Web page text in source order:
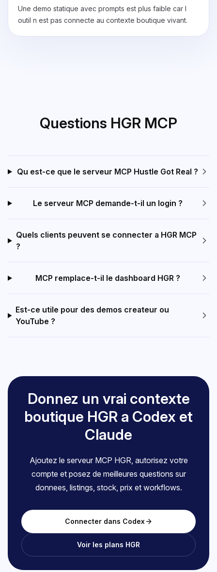
Une demo statique avec prompts est plus faible car l
outil n est pas connecte au contexte boutique vivant.
Questions HGR MCP
Qu est-ce que le serveur MCP Hustle Got Real ?
Le serveur MCP demande-t-il un login ?
Quels clients peuvent se connecter a HGR MCP
?
MCP remplace-t-il le dashboard HGR ?
Est-ce utile pour des demos createur ou
YouTube ?
Donnez un vrai contexte
boutique HGR a Codex et
Claude
Ajoutez le serveur MCP HGR, autorisez votre
compte et posez de meilleures questions sur
donnees, listings, stock, prix et workflows.
Connecter dans Codex
Voir les plans HGR